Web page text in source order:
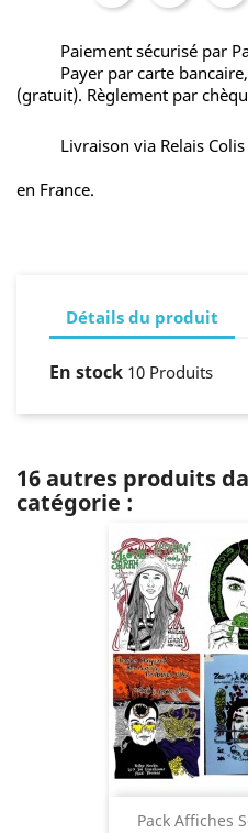
Paiement sécurisé par
Payer par carte
(gratuit). Règlement par
Livraison via Relais
en France.
Détails du produit
En stock 10 Produits
16 autres produits
catégorie :
Pack Affiches